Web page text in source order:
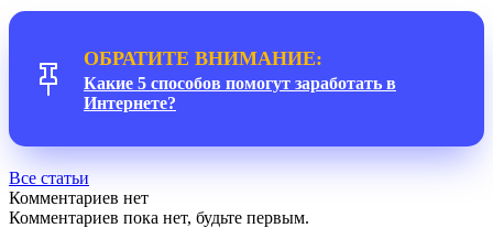
ОБРАТИТЕ ВНИМАНИЕ:
Какие 5 способов помогут заработать в
Интернете?
Все статьи
Комментариев нет
Комментариев пока нет, будьте первым.